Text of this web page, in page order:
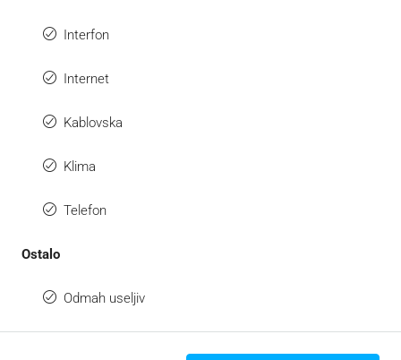
Interfon
Internet
Kablovska
Klima
Telefon
Ostalo
Odmah useljiv